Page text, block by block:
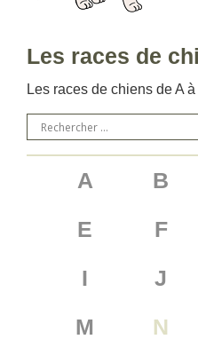
Les races de
Les races de chiens de A à
A B
E
F
I
J
M
N